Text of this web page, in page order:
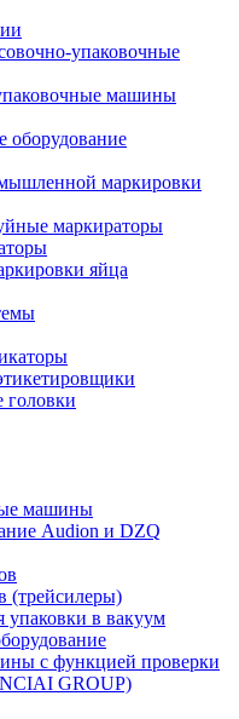
упаковочные
машины
оборудование
маркировки
маркираторы
яйца
головки
машины
Audion и DZQ
(трейсилеры)
упаковки в вакуум
с функцией проверки
GROUP)